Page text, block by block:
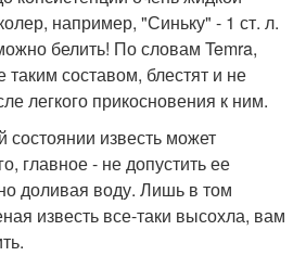
например, "Синьку" - 1 ст. л.
белить! По словам Temra,
составом, блестят и не
легкого прикосновения к ним.
известь может
главное - не допустить ее
доливая воду. Лишь в том
известь все-таки высохла, вам